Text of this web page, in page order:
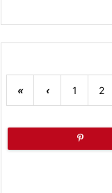
« ‹ 1 2